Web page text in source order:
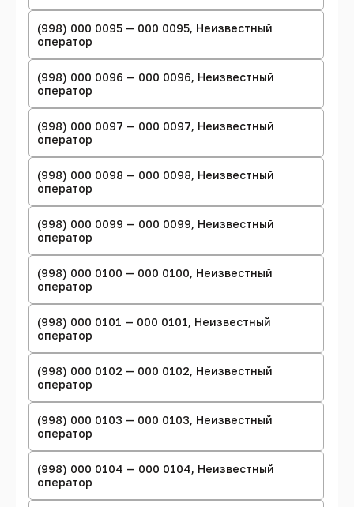
(998) 000 0095 — 000 0095, Неизвестный
оператор
(998) 000 0096 — 000 0096, Неизвестный
оператор
(998) 000 0097 — 000 0097, Неизвестный
оператор
(998) 000 0098 — 000 0098, Неизвестный
оператор
(998) 000 0099 — 000 0099, Неизвестный
оператор
(998) 000 0100 — 000 0100, Неизвестный
оператор
(998) 000 0101 — 000 0101, Неизвестный
оператор
(998) 000 0102 — 000 0102, Неизвестный
оператор
(998) 000 0103 — 000 0103, Неизвестный
оператор
(998) 000 0104 — 000 0104, Неизвестный
оператор